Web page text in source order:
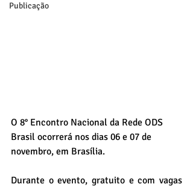
Publicação
O 8° Encontro Nacional da Rede ODS
Brasil ocorrerá nos dias 06 e 07 de
novembro, em Brasília.
Durante o evento, gratuito e com vagas